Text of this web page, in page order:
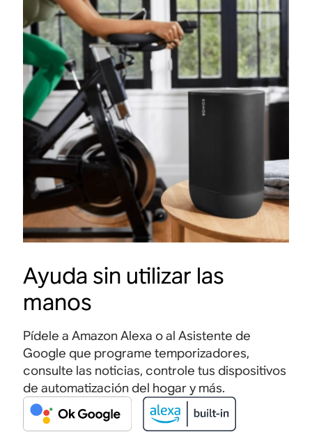
Ayuda sin utilizar las
manos
Pídele a Amazon Alexa o al Asistente de
Google que programe temporizadores,
consulte las noticias, controle tus dispositivos
de automatización del hogar y más.